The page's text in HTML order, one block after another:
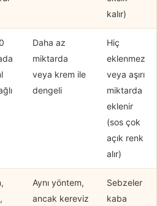
kalır)
Daha az
miktarda
veya krem ile
dengeli
Hiç
eklenmez
veya aşırı
miktarda
eklenir
(sos çok
açık renk
alır)
Aynı yöntem,
ancak kereviz
Sebzeler
kaba